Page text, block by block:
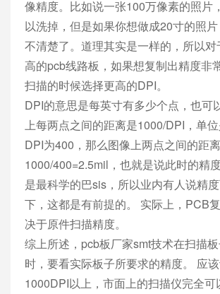
像精度。比如说一张100万像素的照片
以洗掉，但是如果你想做成20寸的照
不清楚了。道理其实是一样的，所以
高的pcb线路板，如果想复制出精度非
扫描的时候选择更高的DPI。
DPI的意思是每英寸有多少个点，也可
上每两点之间的距离是1000/DPI，单
DPI为400，那么图像上两点之间的距
1000/400=2.5mil，也就是说此时的精
是最科学的巴sis，所以业内有人说精
下，这都是有前提的。 实际上，PCB
决于原件扫描精度。
综上所述，pcb板厂家smt技术在扫描
时，要看实际板子所要求的精度。 应
1000DPI以上，市面上的扫描仪完全可